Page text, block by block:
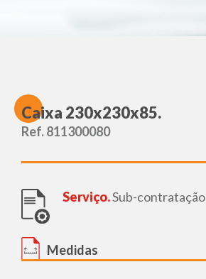
Caixa 230x230x85.
Ref. 811300080
Serviço.Sub-contratação
Medidas